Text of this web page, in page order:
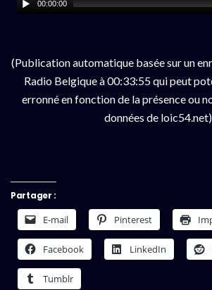
00:00:00
(Publication automatique basée sur un
Radio Belgique à 00:33:55 qui peut
erronné en fonction de la présence ou
données de loic54.net)
Partager :
E-mail Pinterest
Facebook LinkedIn
Tumblr